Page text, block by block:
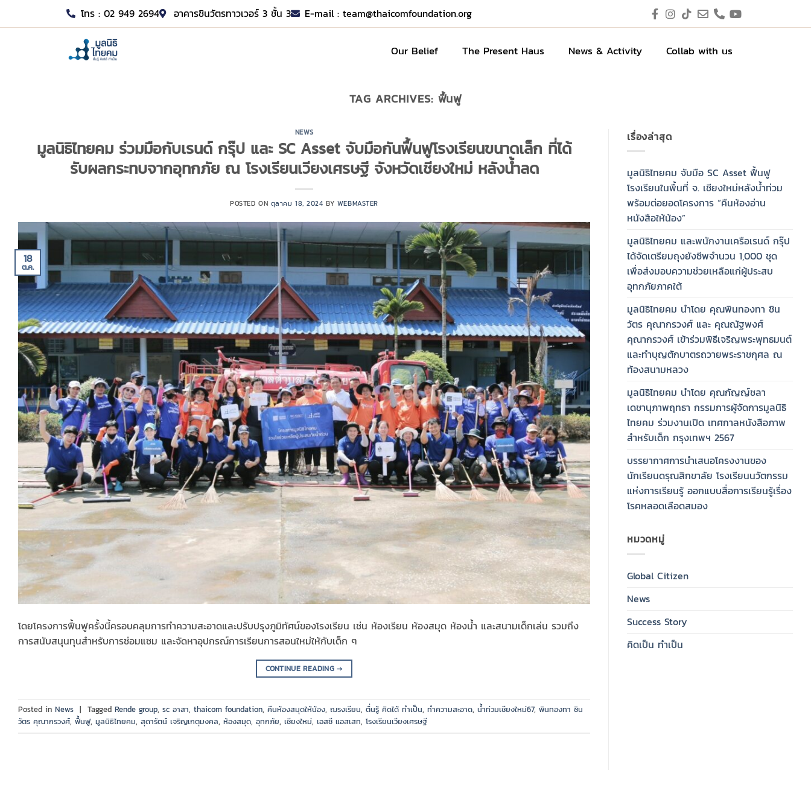
โทร : 02 949 2694 อาคารชินวัตรทาวเวอร์ 3 ชั้น 3 E-mail :team@thaicomfoundation.org
Our Belief The Present Haus News & Activity Collab with us
TAG ARCHIVES: ฟื้นฟู
NEWS
มูลนิธิไทยคม ร่วมมือกับเรนด์ กรุ๊ป และ SC Asset จับมือกันฟื้นฟูโรงเรียนขนาดเล็ก ที่ได้
รับผลกระทบจากอุทกภัย ณ โรงเรียนเวียงเศรษฐี จังหวัดเชียงใหม่ หลังน้ำลด
POSTED ON ตุลาคม 18, 2024 BY WEBMASTER
18
ต.ค.
โดยโครงการฟื้นฟูครั้งนี้ครอบคลุมการทำความสะอาดและปรับปรุงภูมิทัศน์ของโรงเรียน เช่น ห้องเรียน ห้องสมุด ห้องน้ำ และสนามเด็กเล่น รวมถึง
การสนับสนุนทุนสำหรับการซ่อมแซม และจัดหาอุปกรณ์การเรียนการสอนใหม่ให้กับเด็ก ๆ
CONTINUE READING→
Posted in News | Tagged Rende group, sc อาสา, thaicom foundation, คืนห้องสมุดให้น้อง, ฌรงเรียน, ตื่นรู้ คิดได้ ทำเป็น, ทำความสะอาด, น้ำท่วมเชียงใหม่67, พินทองทา ชิน
วัตร คุณากรวงศ์, ฟื้นฟู, มูลนิธิไทยคม, สุดารัตน์ เจริญเกตุมงคล, ห้องสมุด, อุทกภัย, เชียงใหม่, เอสซี แอสเสท, โรงเรียนเวียงเศรษฐี
เรื่องล่าสุด
มูลนิธิไทยคม จับมือ SC Asset ฟื้นฟู
โรงเรียนในพื้นที่ จ. เชียงใหม่หลังน้ำท่วม
พร้อมต่อยอดโครงการ “คืนห้องอ่าน
หนังสือให้น้อง”
มูลนิธิไทยคม และพนักงานเครือเรนด์ กรุ๊ป
ได้จัดเตรียมถุงยังชีพจำนวน 1,000 ชุด
เพื่อส่งมอบความช่วยเหลือแก่ผู้ประสบ
อุทกภัยภาคใต้
มูลนิธิไทยคม นำโดย คุณพินทองทา ชิน
วัตร คุณากรวงศ์ และ คุณณัฐพงศ์
คุณากรวงศ์ เข้าร่วมพิธีเจริญพระพุทธมนต์
และทำบุญตักบาตรถวายพระราชกุศล ณ
ท้องสนามหลวง
มูลนิธิไทยคม นำโดย คุณกัญญ์ชลา
เดชานุภาพฤทธา กรรมการผู้จัดการมูลนิธิ
ไทยคม ร่วมงานเปิด เทศกาลหนังสือภาพ
สำหรับเด็ก กรุงเทพฯ 2567
บรรยากาศการนำเสนอโครงงานของ
นักเรียนดรุณสิกขาลัย โรงเรียนนวัตกรรม
แห่งการเรียนรู้ ออกแบบสื่อการเรียนรู้เรื่อง
โรคหลอดเลือดสมอง
หมวดหมู่
Global Citizen
News
Success Story
คิดเป็น ทำเป็น